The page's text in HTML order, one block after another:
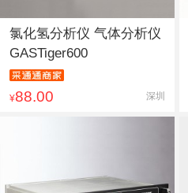
氯化氢分析仪 气体分析仪
GASTiger600
¥88.00 深圳